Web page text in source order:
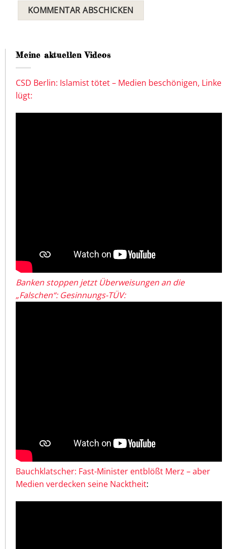
Meine aktuellen Videos
CSD Berlin: Islamist tötet – Medien beschönigen, Linke
lügt:
Banken stoppen jetzt Überweisungen an die
„Falschen“: Gesinnungs-TÜV:
Bauchklatscher: Fast-Minister entblößt Merz – aber
Medien verdecken seine Nacktheit: